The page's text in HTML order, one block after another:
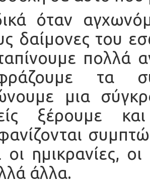
όταν
δαίμονες του
πολλά
τα
μια
ξέρουμε
οι ημικρανίες,
άλλα.